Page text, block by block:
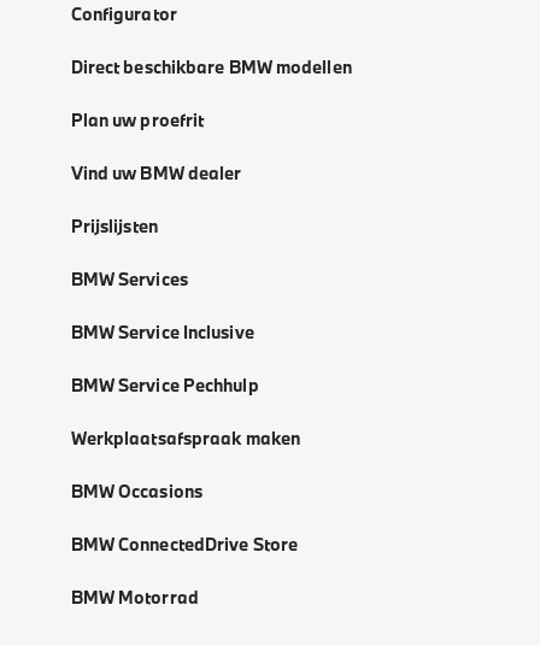
Configurator
Direct beschikbare BMW modellen
Plan uw proefrit
Vind uw BMW dealer
Prijslijsten
BMW Services
BMW Service Inclusive
BMW Service Pechhulp
Werkplaatsafspraak maken
BMW Occasions
BMW ConnectedDrive Store
BMW Motorrad